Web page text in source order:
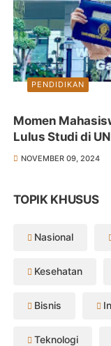
PENDIDIKAN
Momen
Lulus Studi di
NOVEMBER 09, 2024
TOPIK KHUSUS
Nasional
Kesehatan
Bisnis
Teknologi